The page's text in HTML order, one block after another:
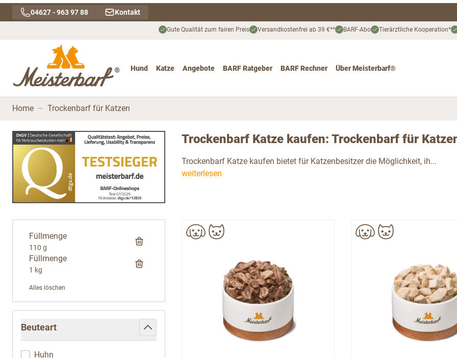
Direkt zum Inhalt
04627 - 963 97 88 Kontakt
Gute Qualität zum fairen Preis Versandkostenfrei ab 39 €** BARF-Abo Tierärztliche Kooperation*
Hund
Toggle submenu for Hund
Katze
Toggle submenu for Katze
Angebote
Toggle submenu for Angebote
BARF Ratgeber BARF Rechner Über Meisterbarf®
Home – Trockenbarf für Katzen
Trockenbarf Katze kaufen: Trockenbarf für
Trockenbarf Katze kaufen bietet für Katzenbesitzer die Möglichkeit, ih...
weiterlesen
Füllmenge
110 g
Füllmenge
1 kg
Alles löschen
Zur Produktliste springen
Beuteart
filter
Huhn